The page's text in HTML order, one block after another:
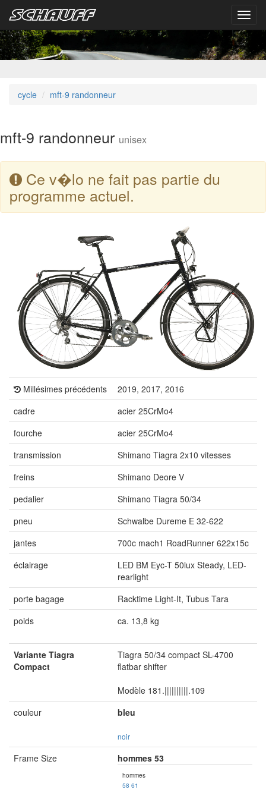
cycle mft-9 randonneur
mft-9 randonneur unisex
Ce v�lo ne fait pas partie du
programme actuel.
Millésimes précédents
2019, 2017, 2016
cadre
acier 25CrMo4
fourche
acier 25CrMo4
transmission
Shimano Tiagra 2x10 vitesses
freins
Shimano Deore V
pedalier
Shimano Tiagra 50/34
pneu
Schwalbe Dureme E 32-622
jantes
700c mach1 RoadRunner 622x15c
éclairage
LED BM Eyc-T 50lux Steady, LED-
rearlight
porte bagage
Racktime Light-It, Tubus Tara
poids
ca. 13,8 kg
Variante Tiagra
Compact
Tiagra 50/34 compact SL-4700
flatbar shifter
Modèle 181.||||||||||.109
couleur
bleu
noir
Frame Size hommes 53
hommes
58 61